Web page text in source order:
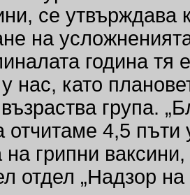
се утвърждава
на
година тя
нас, като
група.
отчитаме 4,5
на грипни
отдел „Надзор на